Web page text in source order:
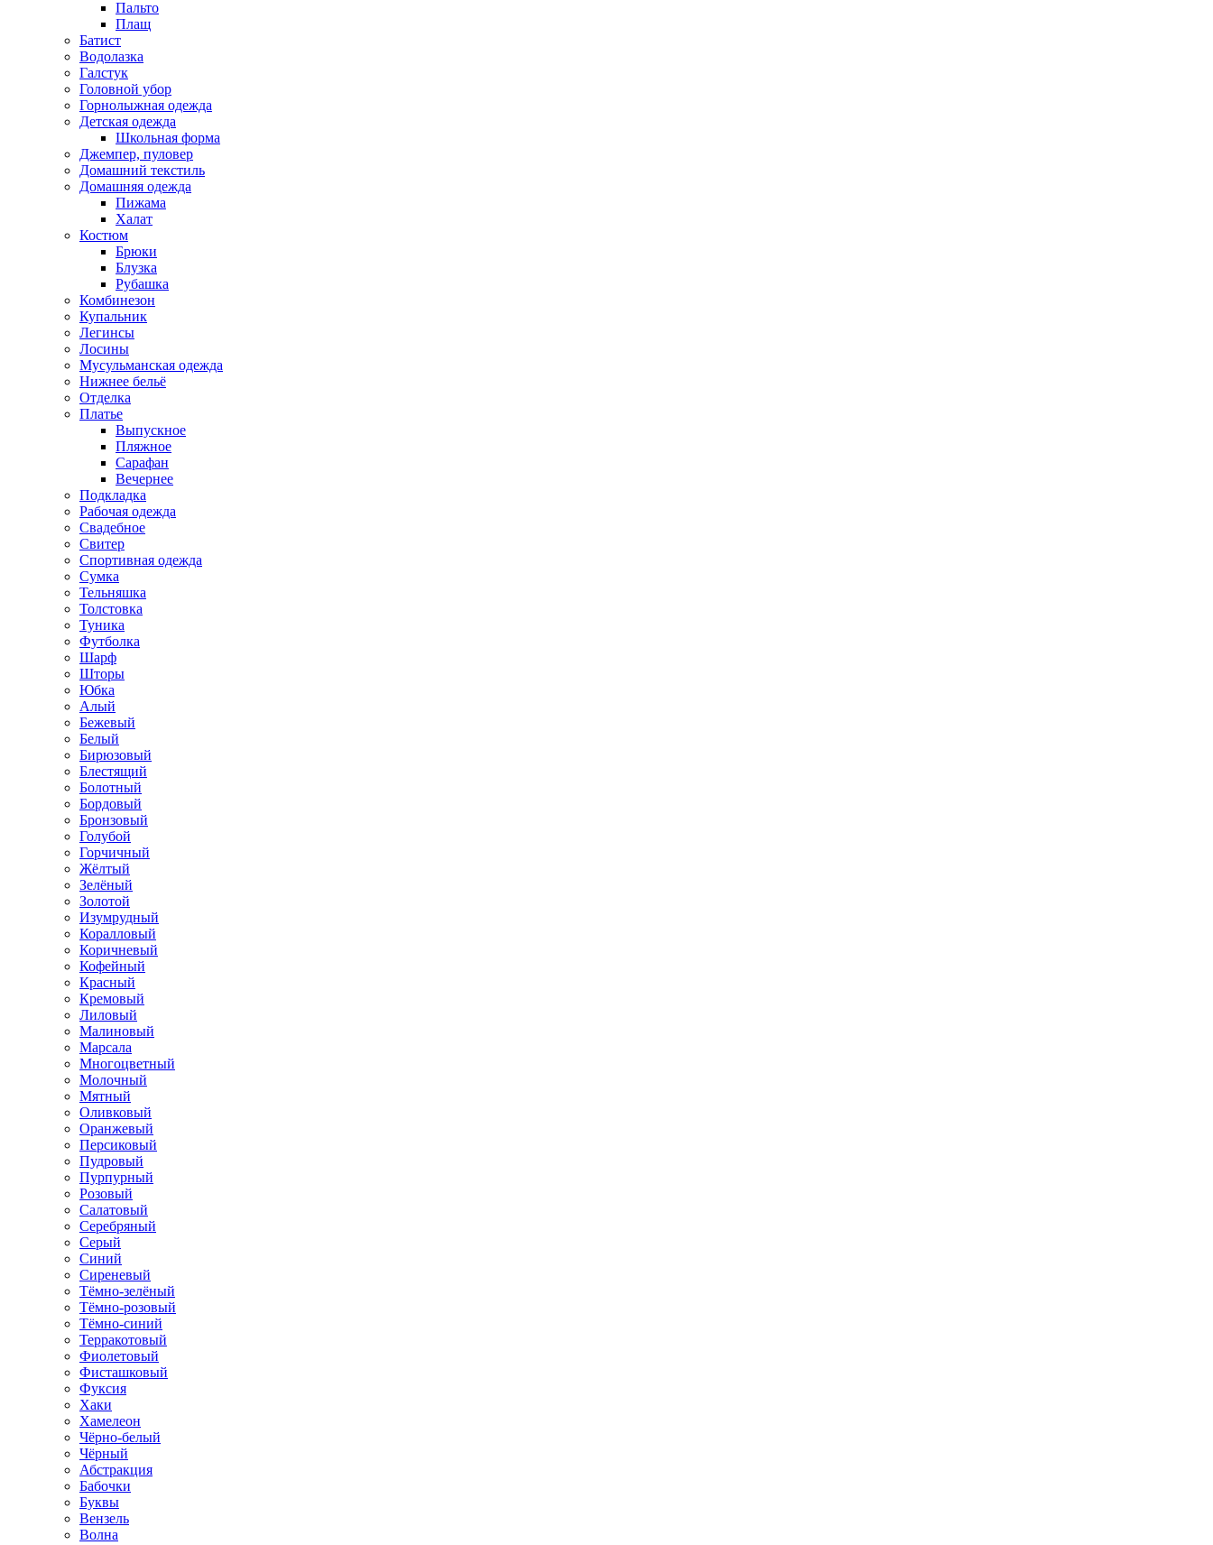
Пальто
Плащ
Батист
Водолазка
Галстук
Головной убор
Горнолыжная одежда
Детская одежда
Школьная форма
Джемпер, пуловер
Домашний текстиль
Домашняя одежда
Пижама
Халат
Костюм
Брюки
Блузка
Рубашка
Комбинезон
Купальник
Легинсы
Лосины
Мусульманская одежда
Нижнее бельё
Отделка
Платье
Выпускное
Пляжное
Сарафан
Вечернее
Подкладка
Рабочая одежда
Свадебное
Свитер
Спортивная одежда
Сумка
Тельняшка
Толстовка
Туника
Футболка
Шарф
Шторы
Юбка
Алый
Бежевый
Белый
Бирюзовый
Блестящий
Болотный
Бордовый
Бронзовый
Голубой
Горчичный
Жёлтый
Зелёный
Золотой
Изумрудный
Коралловый
Коричневый
Кофейный
Красный
Кремовый
Лиловый
Малиновый
Марсала
Многоцветный
Молочный
Мятный
Оливковый
Оранжевый
Персиковый
Пудровый
Пурпурный
Розовый
Салатовый
Серебряный
Серый
Синий
Сиреневый
Тёмно-зелёный
Тёмно-розовый
Тёмно-синий
Терракотовый
Фиолетовый
Фисташковый
Фуксия
Хаки
Хамелеон
Чёрно-белый
Чёрный
Абстракция
Бабочки
Буквы
Вензель
Волна